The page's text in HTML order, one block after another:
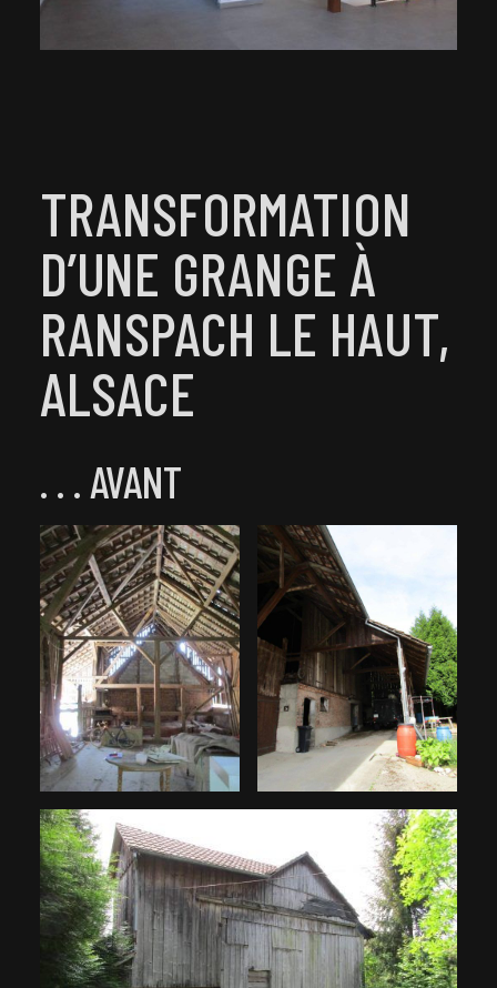
TRANSFORMATION
D’UNE GRANGE À
RANSPACH LE HAUT,
ALSACE
. . . AVANT